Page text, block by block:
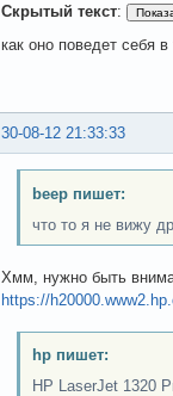
Скрытый текст:
как оно поведет себя
30-08-12 21:33:33
beep пишет:
что то я не вижу
Хмм, нужно быть
https://
hp пишет:
HP LaserJet 1320